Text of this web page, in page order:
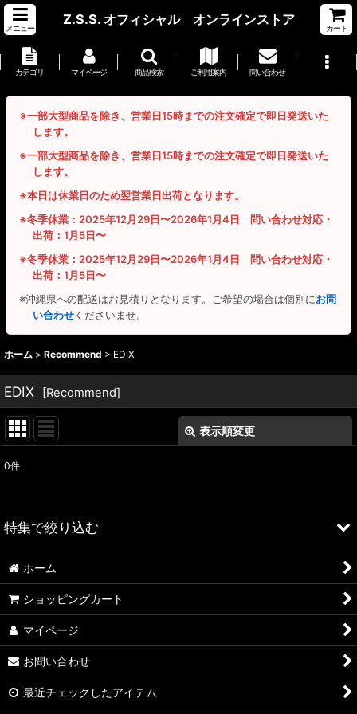
メニュー
Z.S.S. オフィシャル オンラインストア
カート
カテゴリ マイページ 商品検索 ご利用案内 問い合わせ
※一部大型商品を除き、営業日15時までの注文確定で即日発送いた
します。
※一部大型商品を除き、営業日15時までの注文確定で即日発送いた
します。
※本日は休業日のため翌営業日出荷となります。
※冬季休業：2025年12月29日〜2026年1月4日 問い合わせ対応・
出荷：1月5日〜
※冬季休業：2025年12月29日〜2026年1月4日 問い合わせ対応・
出荷：1月5日〜
※沖縄県への配送はお見積りとなります。ご希望の場合は個別にお問
い合わせくださいませ。
ホーム > Recommend > EDIX
EDIX [Recommend]
表示順変更
並び順:
0件
特集で絞り込む
ALFA ROMEO > 156
ALFA ROMEO > 147
ALFA ROMEO > 159
A4
ホーム
ショッピングカート
マイページ
お問い合わせ
最近チェックしたアイテム